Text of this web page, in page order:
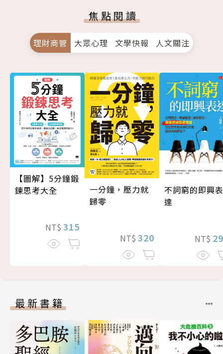
焦點閱讀
理財商管 大眾心理 文學快報 人文關注
【圖解】5分鐘鍛
鍊思考大全
NT$ 315
一分鐘，壓力就
歸零
NT$ 320
不詞窮的即興表
達
NT$
最新書籍